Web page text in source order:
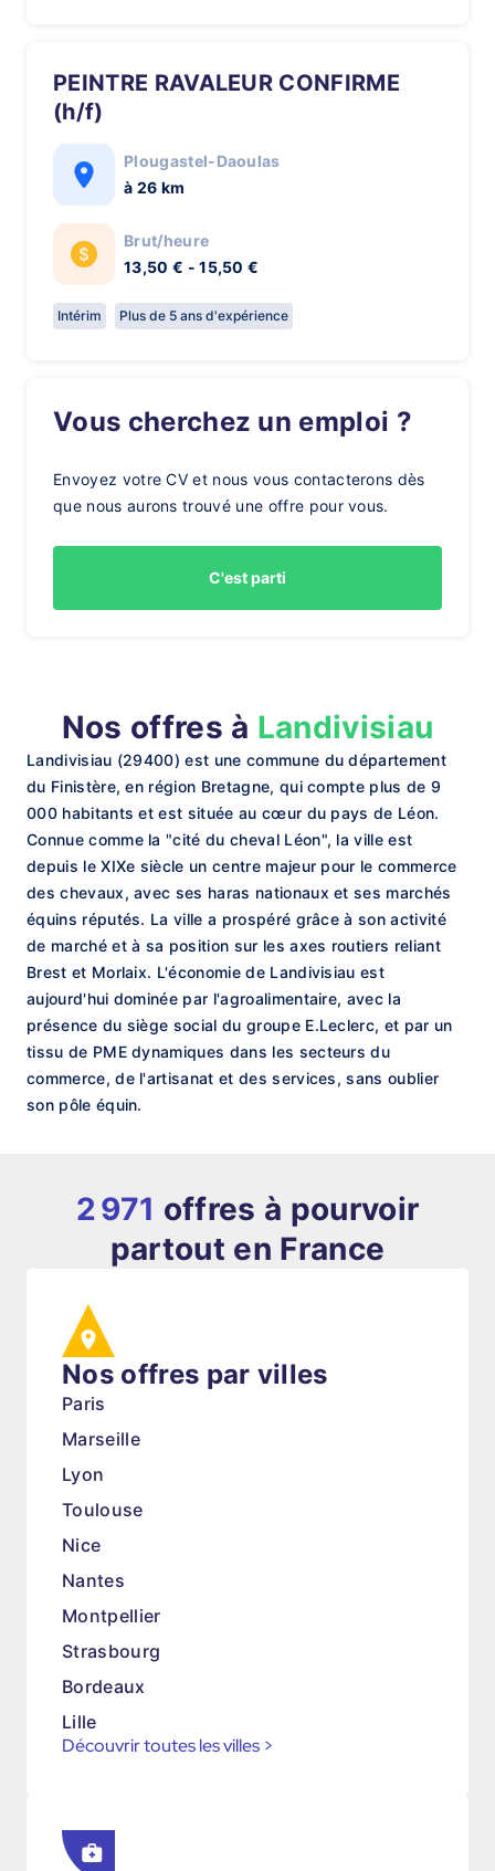
PEINTRE RAVALEUR CONFIRME
(h/f)
Plougastel-Daoulas
à 26 km
Brut/heure
13,50 € - 15,50 €
Intérim Plus de 5 ans d'expérience
Vous cherchez un emploi ?
Envoyez votre CV et nous vous contacterons dès
que nous aurons trouvé une offre pour vous.
C'est parti
Nos offres à Landivisiau
Landivisiau (29400) est une commune du département
du Finistère, en région Bretagne, qui compte plus de 9
000 habitants et est située au cœur du pays de Léon.
Connue comme la "cité du cheval Léon", la ville est
depuis le XIXe siècle un centre majeur pour le commerce
des chevaux, avec ses haras nationaux et ses marchés
équins réputés. La ville a prospéré grâce à son activité
de marché et à sa position sur les axes routiers reliant
Brest et Morlaix. L'économie de Landivisiau est
aujourd'hui dominée par l'agroalimentaire, avec la
présence du siège social du groupe E.Leclerc, et par un
tissu de PME dynamiques dans les secteurs du
commerce, de l'artisanat et des services, sans oublier
son pôle équin.
2 971 offres à pourvoir
partout en France
Nos offres par villes
Paris
Marseille
Lyon
Toulouse
Nice
Nantes
Montpellier
Strasbourg
Bordeaux
Lille
Découvrir toutes les villes >